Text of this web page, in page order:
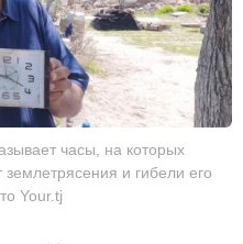
часы, на которых
и гибели его
Your.tj